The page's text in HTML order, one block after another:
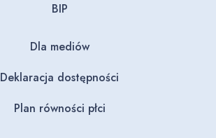
BIP
Dla mediów
Deklaracja dostępności
Plan równości płci